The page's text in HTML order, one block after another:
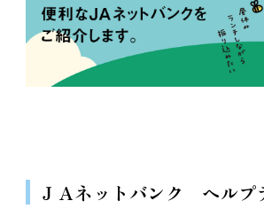
ＪＡネットバンク ヘルプ